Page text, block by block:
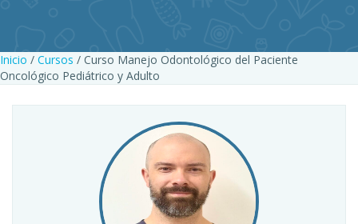
Inicio / Cursos / Curso Manejo Odontológico del Paciente
Oncológico Pediátrico y Adulto